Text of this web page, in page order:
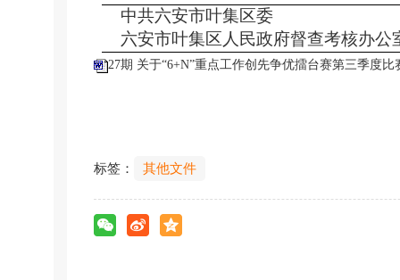
中共六安市叶集区委
六安市叶集区人民政府督查考核办公
27期 关于“6+N”重点工作创先争优擂台赛第三季度比
标签： 其他文件